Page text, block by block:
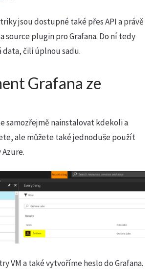
jsou dostupné také přes API a právě
source plugin pro Grafana. Do ní tedy
čili úplnou sadu.
Grafana ze
samozřejmě nainstalovat kdekoli a
ale můžete také jednoduše použít
VM a také vytvoříme heslo do Grafana.